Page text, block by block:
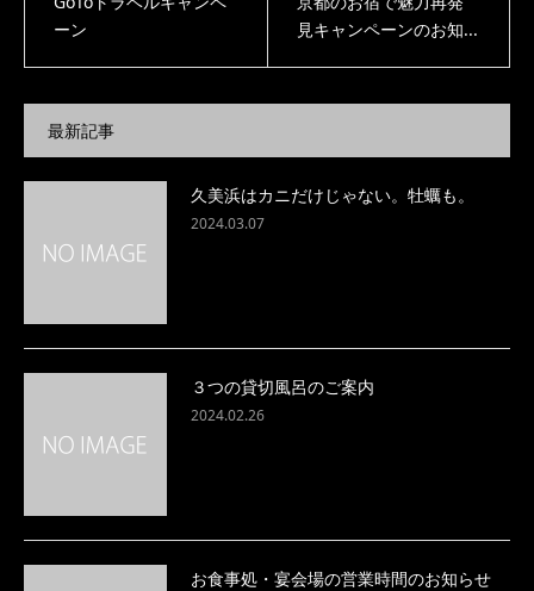
ーン
見キャンペーンのお知...
最新記事
久美浜はカニだけじゃない。牡蠣も。
2024.03.07
３つの貸切風呂のご案内
2024.02.26
お食事処・宴会場の営業時間のお知らせ